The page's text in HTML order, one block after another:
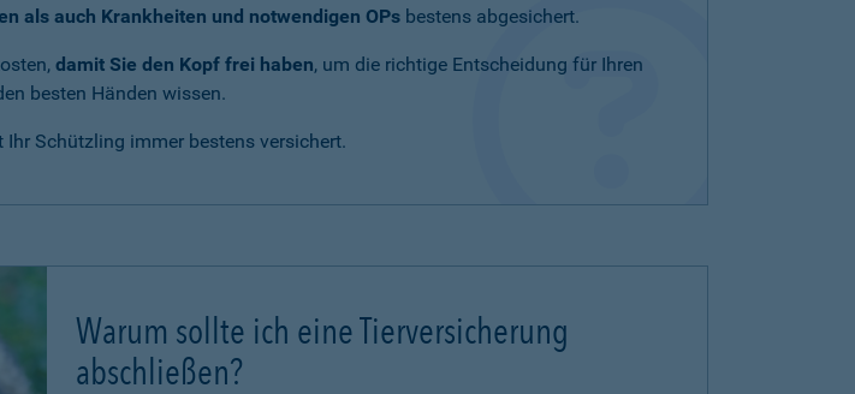
als auch Krankheiten und notwendigen OPs bestens abgesichert.
damit Sie den Kopf frei haben, um die richtige Entscheidung für Ihren
besten Händen wissen.
Schützling immer bestens versichert.
Warum sollte ich eine Tierversicherung
abschließen?